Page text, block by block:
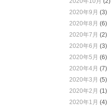
2020年9月 (3)
2020年8月 (6)
2020年7月 (2)
2020年6月 (3)
2020年5月 (6)
2020年4月 (7)
2020年3月 (5)
2020年2月 (1)
2020年1月 (4)